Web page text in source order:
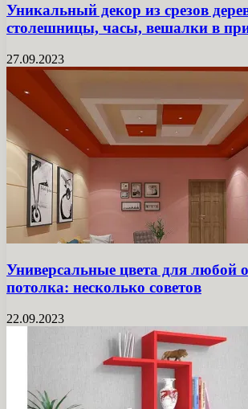
Уникальный декор из срезов
столешницы, часы, вешалки в
27.09.2023
Универсальные цвета для любой
потолка: несколько советов
22.09.2023